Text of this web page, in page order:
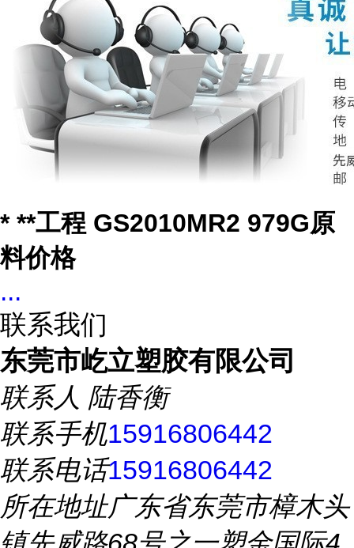
* **工程 GS2010MR2 979G原
料价格
...
联系我们
东莞市屹立塑胶有限公司
联系人 陆香衡
联系手机15916806442
联系电话15916806442
所在地址广东省东莞市樟木头